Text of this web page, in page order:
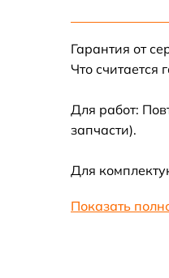
Замена
Замена
Гарантия от
Что считается
Для работ:
запчасти).
Для
Показать